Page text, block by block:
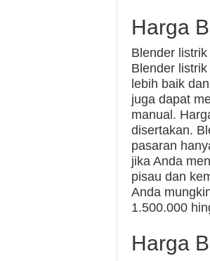
Harga
Blender
Blender
lebih baik
juga dapat
manual.
disertakan.
pasaran
jika Anda
pisau dan
Anda
1.500.000
Harga